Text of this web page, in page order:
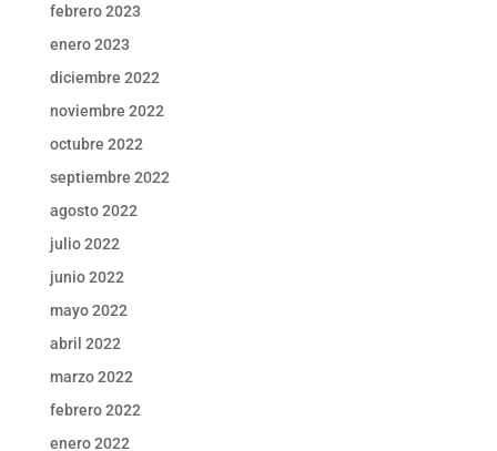
febrero 2023
enero 2023
diciembre 2022
noviembre 2022
octubre 2022
septiembre 2022
agosto 2022
julio 2022
junio 2022
mayo 2022
abril 2022
marzo 2022
febrero 2022
enero 2022